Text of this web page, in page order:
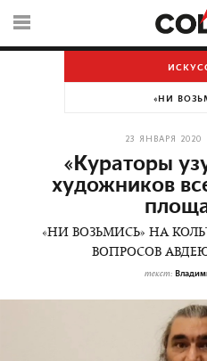
«НИ
23 ЯНВАРЯ 2020
«Кураторы
художников
«НИ ВОЗЬМИСЬ» НА
ВОПРОСОВ
текст: